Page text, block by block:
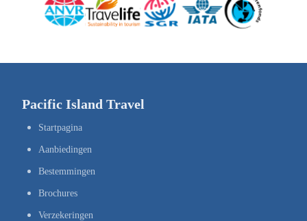
Pacific Island Travel
Startpagina
Aanbiedingen
Bestemmingen
Brochures
Verzekeringen